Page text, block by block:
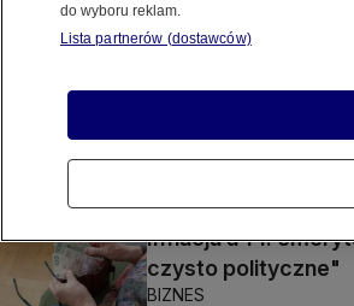
BIZNES
Będzie można
do emerytury. Jest
Inflacja a 14.
czysto polityczne"
BIZNES
do wyboru reklam.
Lista partnerów (dostawców)